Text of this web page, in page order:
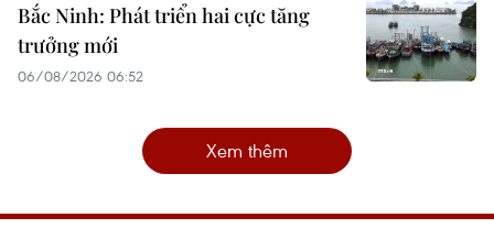
Bắc Ninh: Phát triển hai cực tăng
trưởng mới
06/08/2026 06:52
Xem thêm